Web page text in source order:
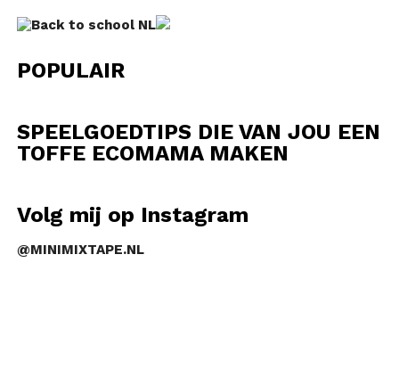
POPULAIR
SPEELGOEDTIPS DIE VAN JOU EEN
TOFFE ECOMAMA MAKEN
Volg mij op Instagram
@MINIMIXTAPE.NL